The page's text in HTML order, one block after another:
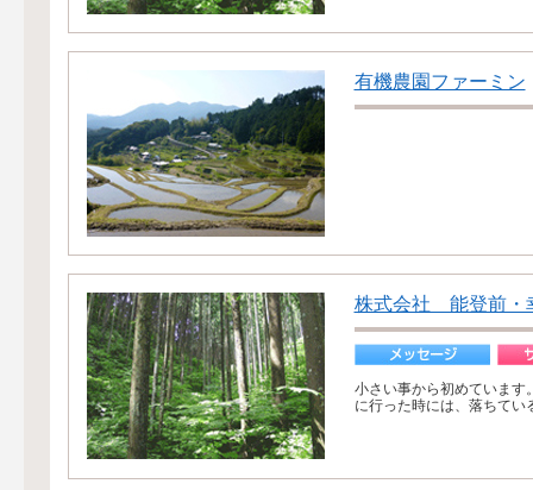
有機農園ファーミン
株式会社 能登前・
小さい事から初めています
に行った時には、落ちてい